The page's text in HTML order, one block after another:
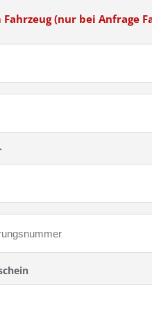
Fahrzeug (nur bei Anfrage